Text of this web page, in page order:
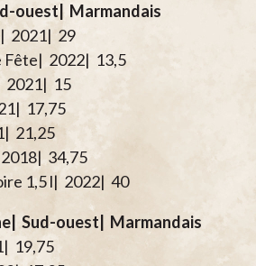
ouest| Marmandais
2021| 29
Fête| 2022| 13,5
2021| 15
17,75
21,25
34,75
1,5 l| 2022| 40
Sud-ouest| Marmandais
19,75